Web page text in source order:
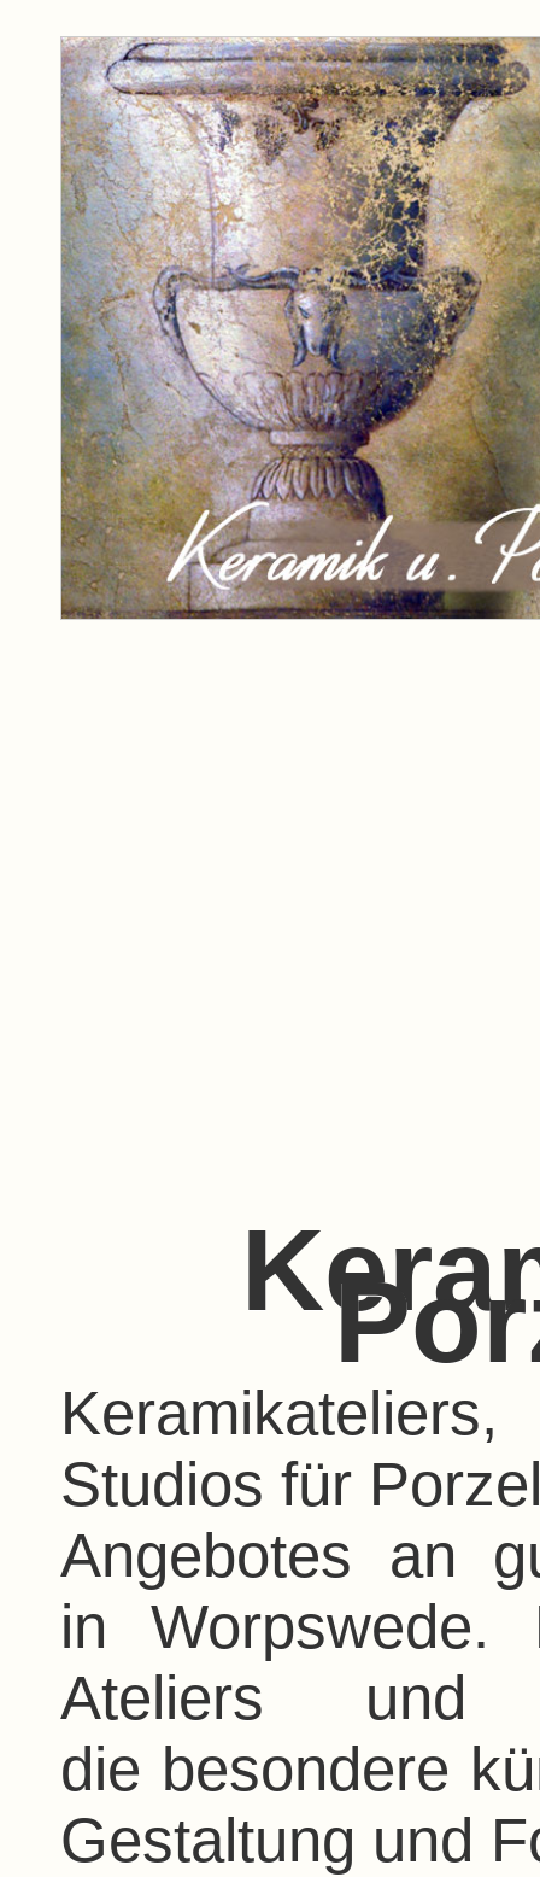
Studios für
Angebotes an
in
Ateliers und
die besondere
Gestaltung und